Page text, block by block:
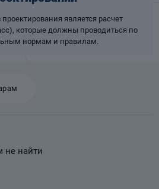
является расчет
которые должны проводиться по
нормам и правилам.
не найти